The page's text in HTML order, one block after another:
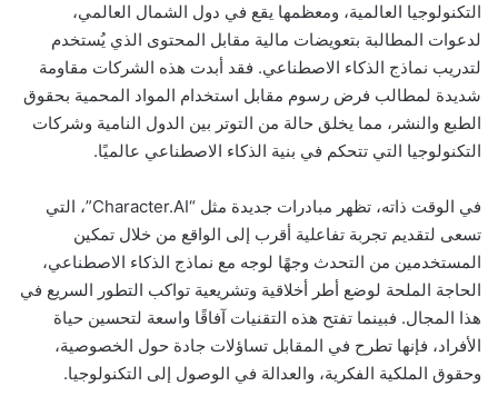
التكنولوجيا العالمية، ومعظمها يقع في دول الشمال العالمي،
لدعوات المطالبة بتعويضات مالية مقابل المحتوى الذي يُستخدم
لتدريب نماذج الذكاء الاصطناعي. فقد أبدت هذه الشركات مقاومة
شديدة لمطالب فرض رسوم مقابل استخدام المواد المحمية بحقوق
الطبع والنشر، مما يخلق حالة من التوتر بين الدول النامية وشركات
التكنولوجيا التي تتحكم في بنية الذكاء الاصطناعي عالميًا.
في الوقت ذاته، تظهر مبادرات جديدة مثل “Character.AI”، التي
تسعى لتقديم تجربة تفاعلية أقرب إلى الواقع من خلال تمكين
المستخدمين من التحدث وجهًا لوجه مع نماذج الذكاء الاصطناعي،
الحاجة الملحة لوضع أطر أخلاقية وتشريعية تواكب التطور السريع في
هذا المجال. فبينما تفتح هذه التقنيات آفاقًا واسعة لتحسين حياة
الأفراد، فإنها تطرح في المقابل تساؤلات جادة حول الخصوصية،
وحقوق الملكية الفكرية، والعدالة في الوصول إلى التكنولوجيا.